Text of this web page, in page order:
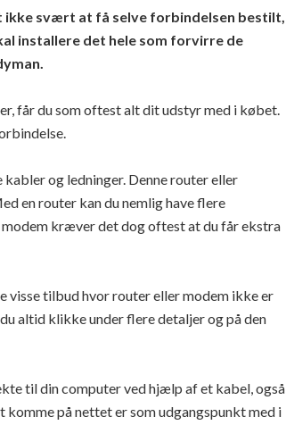
ikke svært at få selve forbindelsen bestilt,
installere det hele som forvirre de
får du som oftest alt dit udstyr med i købet.
og ledninger. Denne router eller
en router kan du nemlig have flere
kræver det dog oftest at du får ekstra
tilbud hvor router eller modem ikke er
altid klikke under flere detaljer og på den
til din computer ved hjælp af et kabel, også
på nettet er som udgangspunkt med i